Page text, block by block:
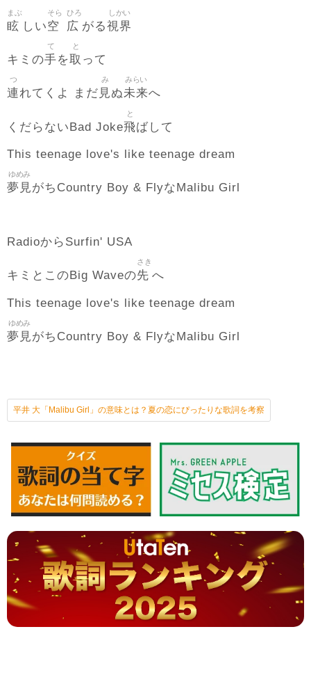
眩
まぶ
しい空
そら
広
ひろ
がる視界
しかい
キミの手
て
を取
と
って
連
つ
れてくよ まだ 見
み
ぬ未来
みらい
へ
くだらないBad Joke飛
と
ばして
This teenage love's like teenage dream
夢見
ゆめみ
がちCountry Boy & FlyなMalibu Girl
RadioからSurfin' USA
キミとこのBig Waveの先
さき
へ
This teenage love's like teenage dream
夢見
ゆめみ
がちCountry Boy & FlyなMalibu Girl
平井 大「Malibu Girl」の意味とは？夏の恋にぴったりな歌詞を考察